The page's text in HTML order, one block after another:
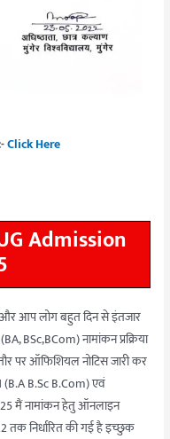
Click Here
Admission
|और आप लोग बहुत दिन से इंतजार
BSc,BCom) नामांकन प्रक्रिया
पर ऑफिशियल नोटिस जारी कर
B.Sc B.Com) एवं
मैं नामांकन हेतु ऑनलाइन
तक निर्धारित की गई है इच्छुक